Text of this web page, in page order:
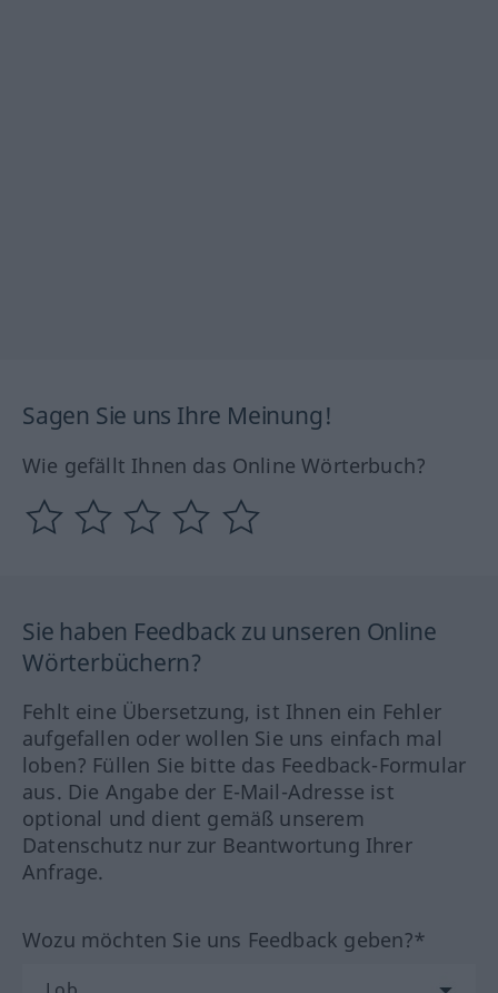
Sagen Sie uns Ihre Meinung!
Wie gefällt Ihnen das Online Wörterbuch?
Sie haben Feedback zu unseren Online
Wörterbüchern?
Fehlt eine Übersetzung, ist Ihnen ein Fehler
aufgefallen oder wollen Sie uns einfach mal
loben? Füllen Sie bitte das Feedback-Formular
aus. Die Angabe der E-Mail-Adresse ist
optional und dient gemäß unserem
Datenschutz nur zur Beantwortung Ihrer
Anfrage.
Wozu möchten Sie uns Feedback geben?*